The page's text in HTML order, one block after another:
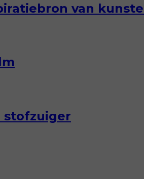
van
stofzuiger